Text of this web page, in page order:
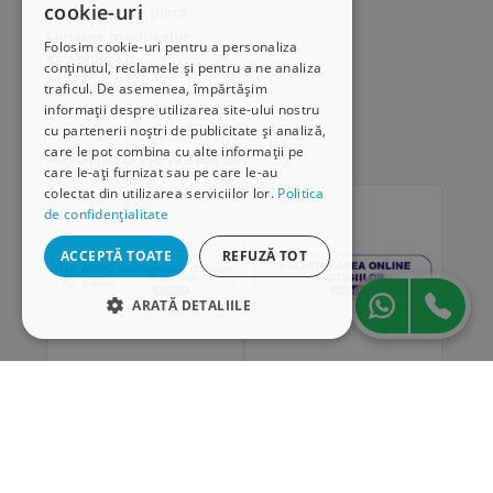
cookie-uri
Folosim cookie-uri pentru a personaliza
conținutul, reclamele și pentru a ne analiza
traficul. De asemenea, împărtășim
informații despre utilizarea site-ului nostru
cu partenerii noștri de publicitate și analiză,
care le pot combina cu alte informații pe
care le-ați furnizat sau pe care le-au
colectat din utilizarea serviciilor lor. Politica
de confidențialitate
ACCEPTĂ TOATE REFUZĂ TOT
ARATĂ DETALIILE
Modalități de plată
SEAP/SICAP
Hartă site
Cariere
Abonare newsletter